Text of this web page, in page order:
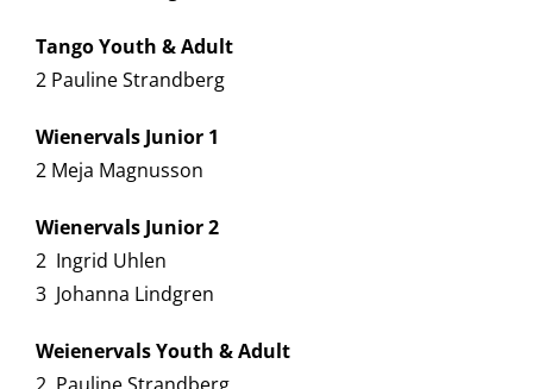
Tango Youth & Adult
2 Pauline Strandberg
Wienervals Junior 1
2 Meja Magnusson
Wienervals Junior 2
2 Ingrid Uhlen
3 Johanna Lindgren
Weienervals Youth & Adult